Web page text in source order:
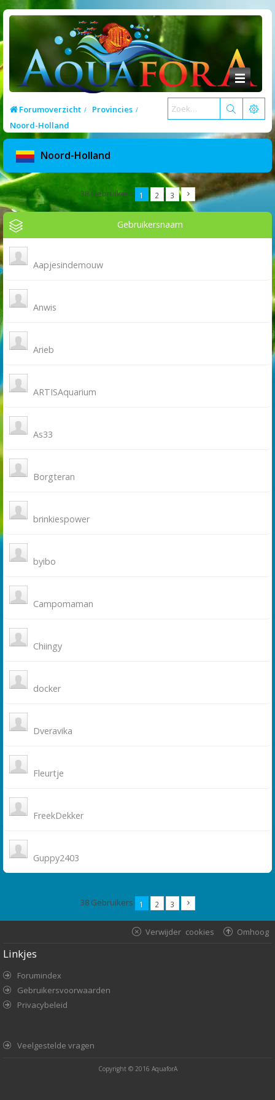
Forumoverzicht
Provincies
Noord-Holland
Noord-Holland
38 Gebruikers 1 2 3
Gebruikersnaam
Aapjesindemouw
Anwis
Arieb
ARTISAquarium
As33
Borgteran
brinkiespower
byibo
Campomaman
Chiingy
docker
Dveravika
Fleurtje
FreekDekker
Guppy2403
38 Gebruikers 1 2 3
Omhoog
Verwijder cookies
Linkjes
Forumindex
Gebruikersvoorwaarden
Privacybeleid
Veelgestelde vragen
Copyright © 2016 AquaforA